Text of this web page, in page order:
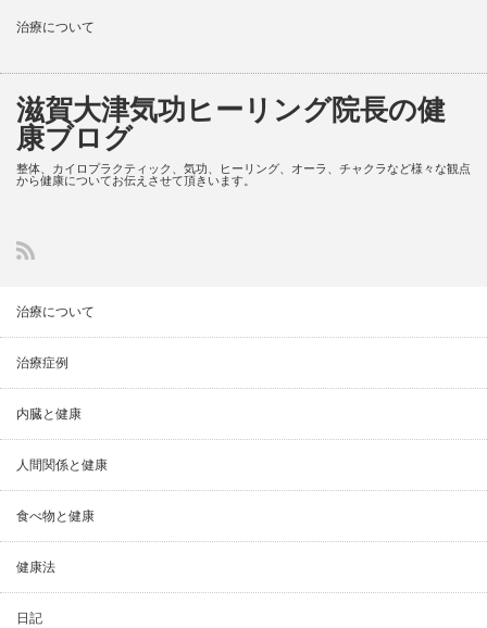
治療について
滋賀大津気功ヒーリング院長の健
康ブログ
整体、カイロプラクティック、気功、ヒーリング、オーラ、チャクラなど様々な観点
から健康についてお伝えさせて頂きいます。
治療について
治療症例
内臓と健康
人間関係と健康
食べ物と健康
健康法
日記